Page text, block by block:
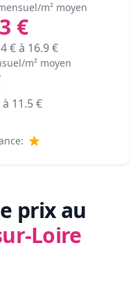
m² moyen
€
€ à 16.9€
m² moyen
11.5€
prix au
Loire